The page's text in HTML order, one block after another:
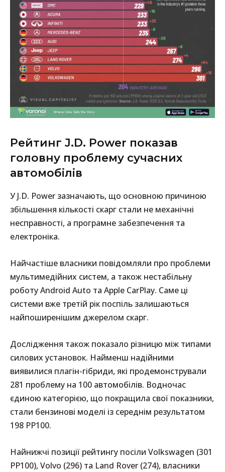
Рейтинг J.D. Power показав
головну проблему сучасних
автомобілів
У J.D. Power зазначають, що основною причиною
збільшення кількості скарг стали не механічні
несправності, а програмне забезпечення та
електроніка.
Найчастіше власники повідомляли про проблеми
мультимедійних систем, а також нестабільну
роботу Android Auto та Apple CarPlay. Саме ці
системи вже третій рік поспіль залишаються
найпоширенішим джерелом скарг.
Дослідження також показало різницю між типами
силових установок. Найменш надійними
виявилися плагін-гібриди, які продемонстрували
281 проблему на 100 автомобілів. Водночас
єдиною категорією, що покращила свої показники,
стали бензинові моделі із середнім результатом
198 PP100.
Найнижчі позиції рейтингу посіли Volkswagen (301
PP100), Volvo (296) та Land Rover (274), власники